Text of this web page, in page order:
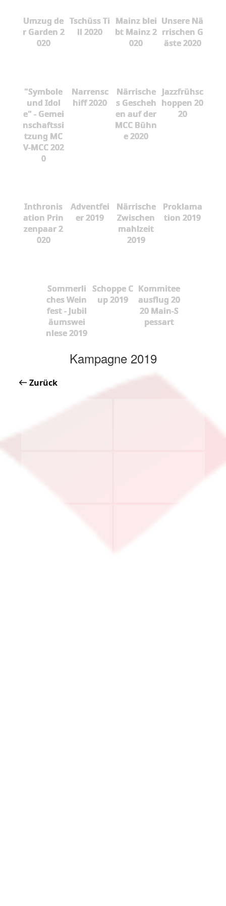
Umzug de
r Garden 2
020
Tschüss Ti
ll 2020
Mainz blei
bt Mainz 2
020
Unsere Nä
rrischen G
äste 2020
"Symbole
und Idol
e" - Gemei
nschaftssi
tzung MC
V-MCC 202
0
Narrensc
hiff 2020
Närrische
s Gescheh
en auf der
MCC Bühn
e 2020
Jazzfrühsc
hoppen 20
20
Inthronis
ation Prin
zenpaar 2
020
Adventfei
er 2019
Närrische
Zwischen
mahlzeit
2019
Proklama
tion 2019
Sommerli
ches Wein
fest - Jubil
äumswei
nlese 2019
Schoppe C
up 2019
Kommitee
ausflug 20
20 Main-S
pessart
Kampagne 2019
Zurück